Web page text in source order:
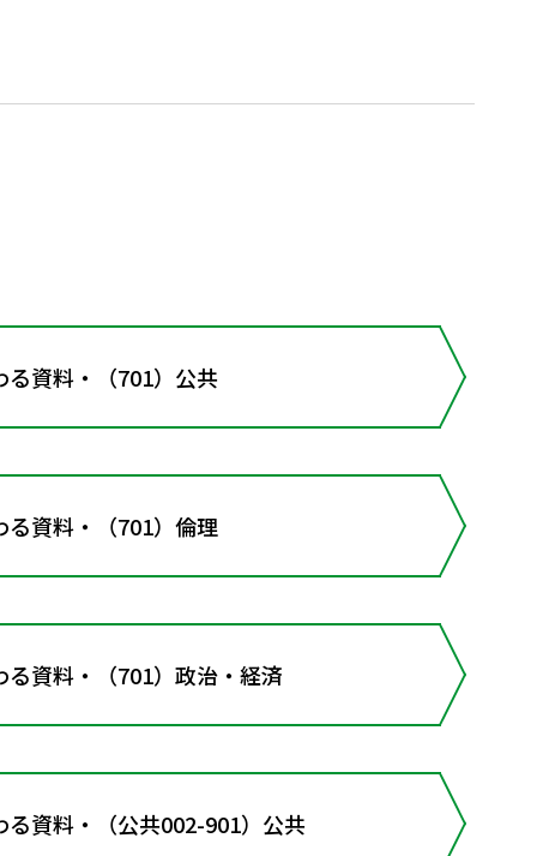
資料・（701）公共
資料・（701）倫理
資料・（701）政治・経済
る資料・（公共002-901）公共